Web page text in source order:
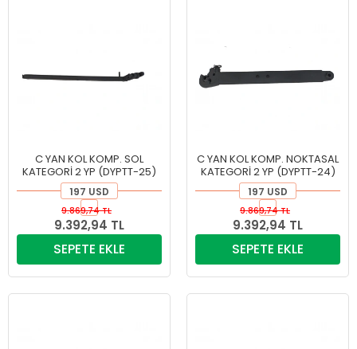
C YAN KOL KOMP. SOL
KATEGORİ 2 YP (DYPTT-25)
197 USD
9.392,94 TL
9.869,74 TL
SEPETE EKLE
C YAN KOL KOMP. NOKTASAL
KATEGORİ 2 YP (DYPTT-24)
197 USD
9.392,94 TL
9.869,74 TL
SEPETE EKLE